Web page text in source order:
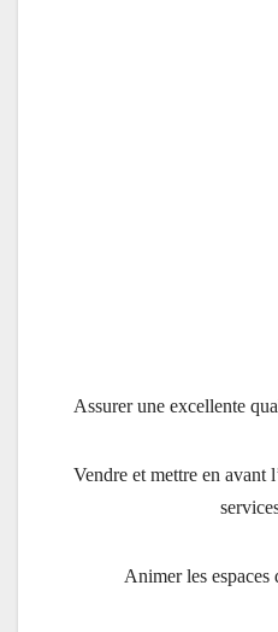
Assurer une excellente
Vendre et mettre en avant
Animer les espaces